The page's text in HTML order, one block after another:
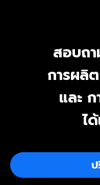
สอบถา
การผลิ
และ
ไ